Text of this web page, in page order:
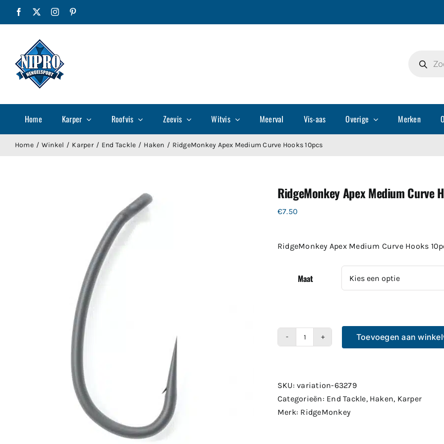
Facebook Instagram
zoeken
Home Karper Roofvis Zeevis Witvis Meerval Vis-aas Overige Merken
Home Winkel Karper End Tackle Haken RidgeMonkey Apex Medium Curve Hooks 10pcs
RidgeMonkey Apex Medium Curve
€7.50
RidgeMonkey Apex Medium Curve Hooks
Maat
RidgeMonkey
Curve
Hooks
10pcs
Toevoegen aan
SKU:variation-63279
Categorieën: End Tackle, Haken, Karper
Merk: RidgeMonkey